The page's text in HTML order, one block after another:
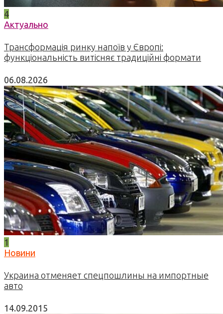
4
Актуально
Трансформація ринку напоїв у Європі:
функціональність витісняє традиційні формати
06.08.2026
1
Новини
Украина отменяет спецпошлины на импортные
авто
14.09.2015